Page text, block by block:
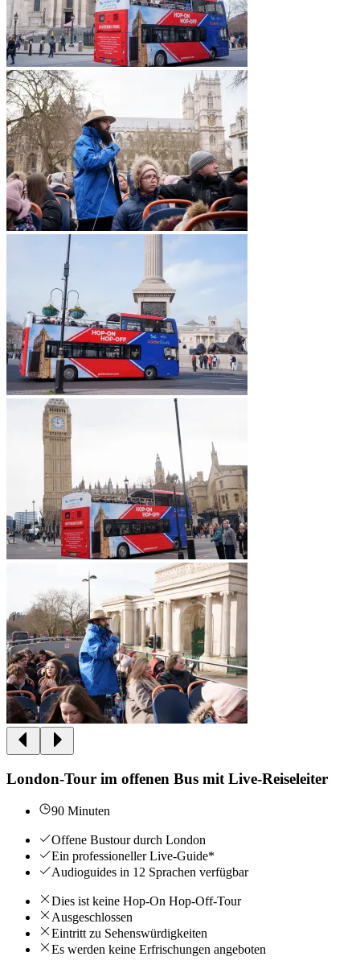
London-Tour im offenen Bus mit Live-Reiseleiter
90 Minuten
Offene Bustour durch London
Ein professioneller Live-Guide*
Audioguides in 12 Sprachen verfügbar
Dies ist keine Hop-On Hop-Off-Tour
Ausgeschlossen
Eintritt zu Sehenswürdigkeiten
Es werden keine Erfrischungen angeboten